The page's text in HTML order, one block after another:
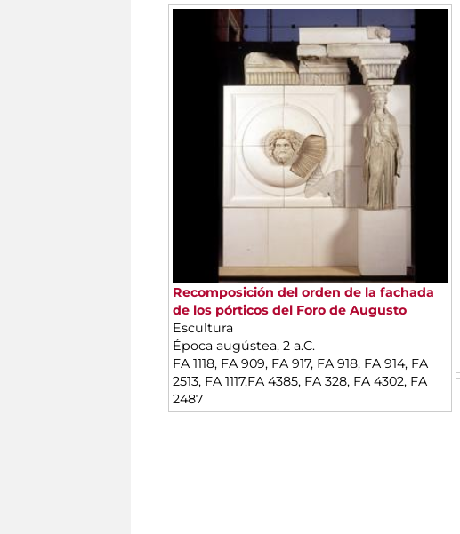
Recomposición del orden de la fachada
de los pórticos del Foro de Augusto
Escultura
Época augústea, 2 a.C.
FA 1118, FA 909, FA 917, FA 918, FA 914, FA
2513, FA 1117,FA 4385, FA 328, FA 4302, FA
2487